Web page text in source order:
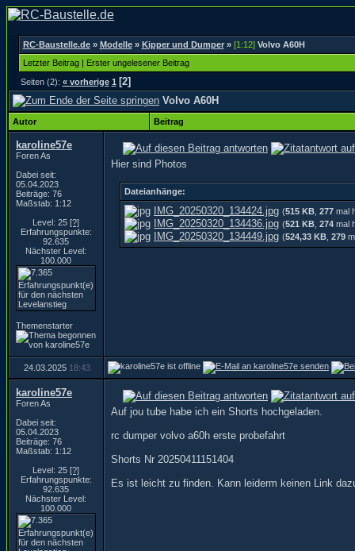
RC-Baustelle.de» Modelle» Kipper und Dumper» [1:12] Volvo A60H
Letzter Beitrag| Erster ungelesener Beitrag
Seiten (2): « vorherige 1 [2]
Volvo A60H
Autor Beitrag
karoline57e
Foren As
Dabei seit:
05.04.2023
Beiträge: 76
Maßstab: 1:12
Level: 25 [?]
Erfahrungspunkte:
92.635
Nächster Level:
100.000
Themenstarter
Hier sind Photos
Dateianhänge:
IMG_20250320_134424.jpg (515 KB 277 mal
IMG_20250320_134436.jpg (521 KB 274 mal
IMG_20250320_134449.jpg (524,33 KB 279
24.03.2025 18:43
karoline57e
Foren As
Dabei seit:
05.04.2023
Beiträge: 76
Maßstab: 1:12
Level: 25 [?]
Erfahrungspunkte:
92.635
Nächster Level:
100.000
Auf jou tube habe ich ein Shorts hochgeladen.
rc dumper volvo a60h erste probefahrt
Shorts Nr 20250411151404
Es ist leicht zu finden. Kann leiderm keinen Link